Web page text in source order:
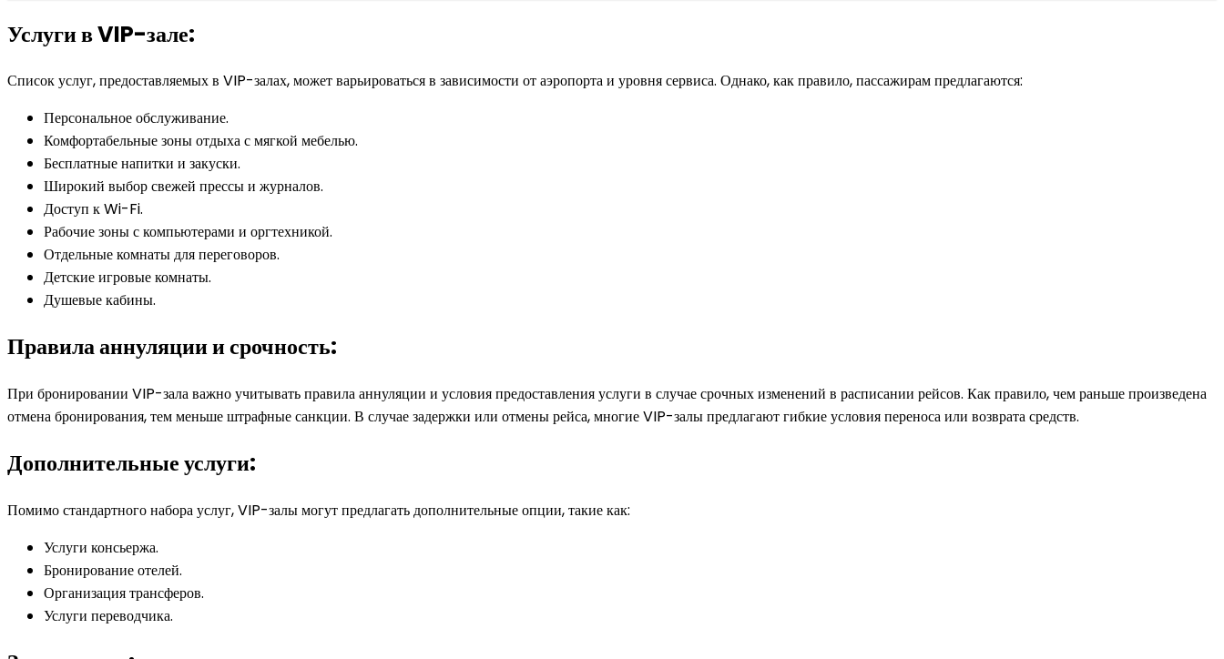
Услуги в VIP-зале:
Список услуг, предоставляемых в VIP-залах, может варьироваться в зависимости от аэропорта и уровня сервиса. Однако, как правило, пассажирам предлагаются:
Персональное обслуживание.
Комфортабельные зоны отдыха с мягкой мебелью.
Бесплатные напитки и закуски.
Широкий выбор свежей прессы и журналов.
Доступ к Wi-Fi.
Рабочие зоны с компьютерами и оргтехникой.
Отдельные комнаты для переговоров.
Детские игровые комнаты.
Душевые кабины.
Правила аннуляции и срочность:
При бронировании VIP-зала важно учитывать правила аннуляции и условия предоставления услуги в случае срочных изменений в расписании рейсов. Как правило, чем раньше произведена
отмена бронирования, тем меньше штрафные санкции. В случае задержки или отмены рейса, многие VIP-залы предлагают гибкие условия переноса или возврата средств.
Дополнительные услуги:
Помимо стандартного набора услуг, VIP-залы могут предлагать дополнительные опции, такие как:
Услуги консьержа.
Бронирование отелей.
Организация трансферов.
Услуги переводчика.